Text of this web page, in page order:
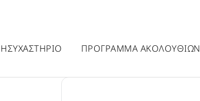
ΗΣΥΧΑΣΤΗΡΙΟ ΠΡΟΓΡΑΜΜΑ ΑΚΟΛΟΥΘΙΩΝ